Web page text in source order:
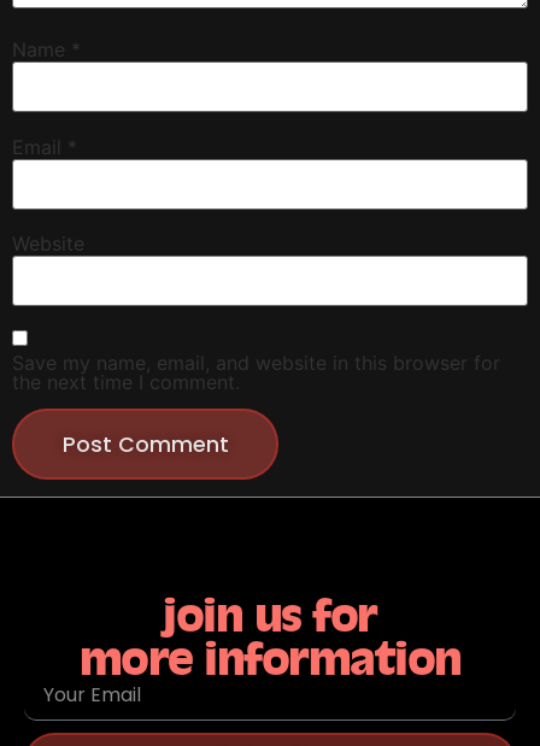
Name *
Email *
Website
Save my name, email, and website in this browser for
the next time I comment.
join us for
more information